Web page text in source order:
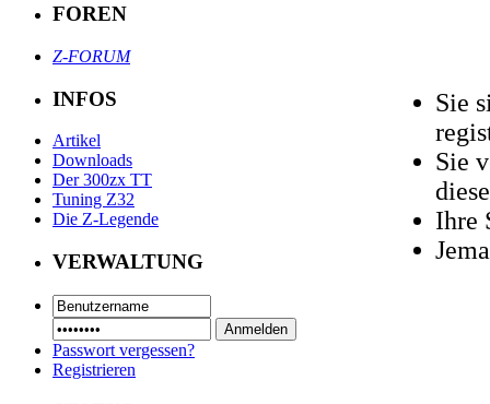
FOREN
Z-FORUM
INFOS
Artikel
Downloads
Der 300zx TT
Tuning Z32
Die Z-Legende
VERWALTUNG
Passwort vergessen?
Registrieren
Sie
Sie
Ihre